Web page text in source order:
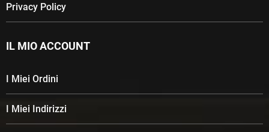
Privacy Policy
IL MIO ACCOUNT
I Miei Ordini
I Miei Indirizzi